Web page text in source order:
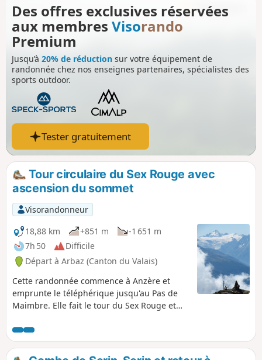
Des offres exclusives réservées
aux membres Visorando
Premium
Jusqu’à 20% de réduction sur votre équipement de
randonnée chez nos enseignes partenaires, spécialistes des
sports outdoor.
Tester gratuitement
Tour circulaire du Sex Rouge avec
ascension du sommet
Visorandonneur
18,88 km
+851 m
-1 651 m
7h 50
Difficile
Départ à Arbaz (Canton du Valais)
Cette randonnée commence à Anzère et
emprunte le téléphérique jusqu'au Pas de
Maimbre. Elle fait le tour du Sex Rouge et
jusqu'au sommet, d'où tu pourras profiter
d'une vue imprenable sur les Alpes
pennines. La descente passe par la cabane